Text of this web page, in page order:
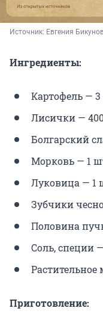
Источник: Евгения
Ингредиенты:
Картофель —
Лисички —
Болгарский
Морковь — 1
Луковица — 1
Зубчики
Половина
Соль, специи
Приготовление: